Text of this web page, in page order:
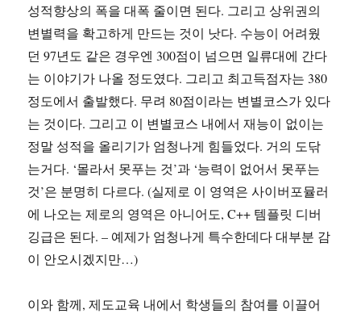
성적향상의 폭을 대폭 줄이면 된다. 그리고 상위권의
변별력을 확고하게 만드는 것이 낫다. 수능이 어려웠
던 97년도 같은 경우엔 300점이 넘으면 일류대에 간다
는 이야기가 나올 정도였다. 그리고 최고득점자는 380
정도에서 출발했다. 무려 80점이라는 변별코스가 있다
는 것이다. 그리고 이 변별코스 내에서 재능이 없이는
정말 성적을 올리기가 엄청나게 힘들었다. 거의 도닦
는거다. ‘몰라서 못푸는 것’과 ‘능력이 없어서 못푸는
것’은 분명히 다르다. (실제로 이 영역은 사이버포뮬러
에 나오는 제로의 영역은 아니어도, C++ 템플릿 디버
깅급은 된다. – 예제가 엄청나게 특수한데다 대부분 감
이 안오시겠지만…)
이와 함께, 제도교육 내에서 학생들의 참여를 이끌어